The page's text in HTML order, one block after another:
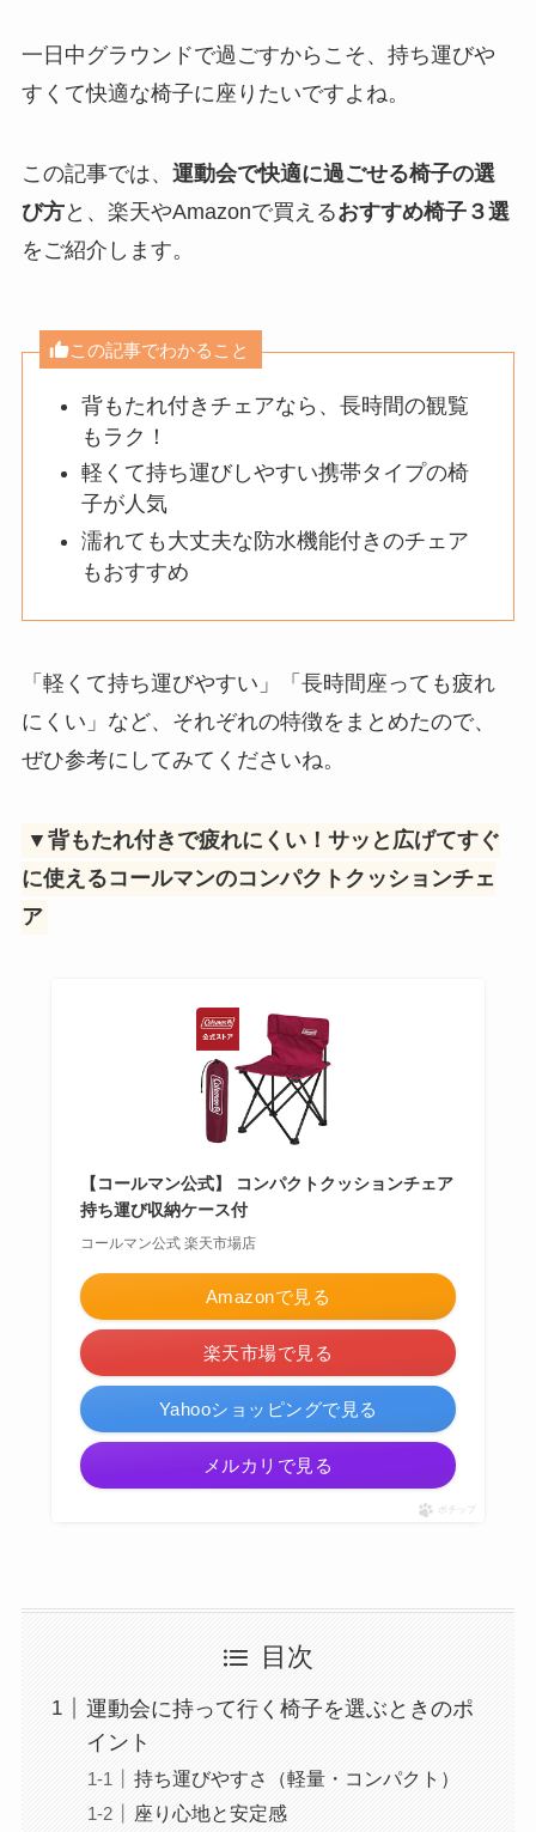
一日中グラウンドで過ごすからこそ、持ち運びや
すくて快適な椅子に座りたいですよね。
この記事では、 運動会で快適に過ごせる椅子の選
び方と、楽天やAmazonで買えるおすすめ椅子３選
をご紹介します。
この記事でわかること
背もたれ付きチェアなら、長時間の観覧
もラク！
軽くて持ち運びしやすい携帯タイプの椅
子が人気
濡れても大丈夫な防水機能付きのチェア
もおすすめ
「軽くて持ち運びやすい」「長時間座っても疲れ
にくい」など、それぞれの特徴をまとめたので、
ぜひ参考にしてみてくださいね。
▼背もたれ付きで疲れにくい！サッと広げてすぐ
に使えるコールマンのコンパクトクッションチェ
ア
【コールマン公式】 コンパクトクッションチェア
持ち運び収納ケース付
コールマン公式 楽天市場店
Amazonで見る
楽天市場で見る
Yahooショッピングで見る
メルカリで見る
ポチップ
目次
運動会に持って行く椅子を選ぶときのポ
イント
持ち運びやすさ（軽量・コンパクト）
座り心地と安定感